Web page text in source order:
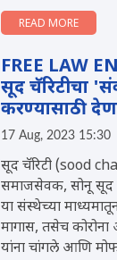
READ MORE
FREE LAW
सूद चॅरिटीचा
करण्यासाठी
17 Aug, 2023 15:30
सूद चॅरिटी (sood
समाजसेवक, सोनू सूद
या संस्थेच्या
मागास, तसेच कोरोना
यांना चांगले आणि